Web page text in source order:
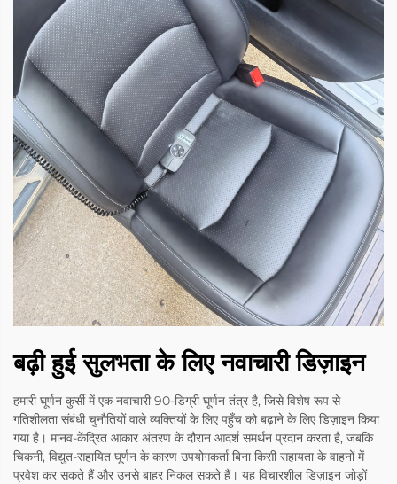
बढ़ी हुई सुलभता के लिए नवाचारी डिज़ाइन
हमारी घूर्णन कुर्सी में एक नवाचारी 90-डिग्री घूर्णन तंत्र है, जिसे विशेष रूप से
गतिशीलता संबंधी चुनौतियों वाले व्यक्तियों के लिए पहुँच को बढ़ाने के लिए डिज़ाइन किया
गया है। मानव-केंद्रित आकार अंतरण के दौरान आदर्श समर्थन प्रदान करता है, जबकि
चिकनी, विद्युत-सहायित घूर्णन के कारण उपयोगकर्ता बिना किसी सहायता के वाहनों में
प्रवेश कर सकते हैं और उनसे बाहर निकल सकते हैं। यह विचारशील डिज़ाइन जोड़ों